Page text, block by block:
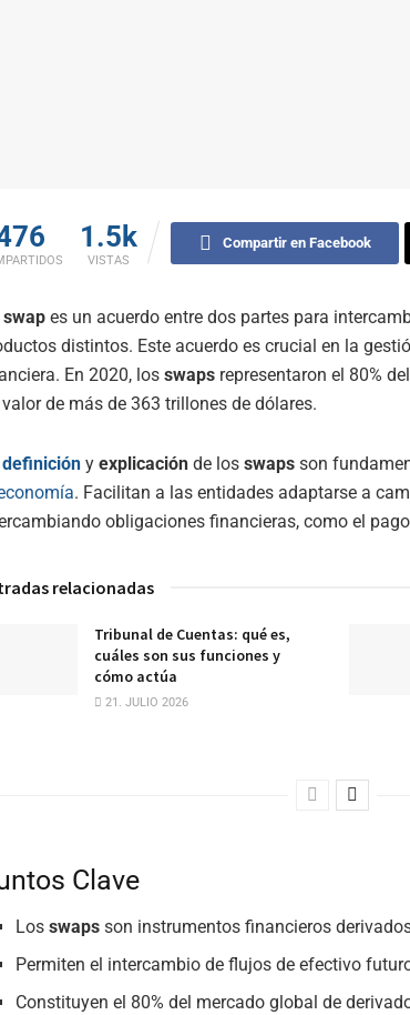
1.5k
VISTAS
Compartir en Facebook
swap es un acuerdo entre dos partes para
distintos. Este acuerdo es crucial en la
En 2020, los swaps representaron el 80%
de más de 363 trillones de dólares.
definición y explicación de los swaps son
. Facilitan a las entidades adaptarse a
obligaciones financieras, como el
relacionadas
Tribunal de Cuentas: qué es,
cuáles son sus funciones y
cómo actúa
21. JULIO 2026
Clave
Losswaps son instrumentos financieros
Permiten el intercambio de flujos de efectivo
Constituyen el 80% del mercado global de